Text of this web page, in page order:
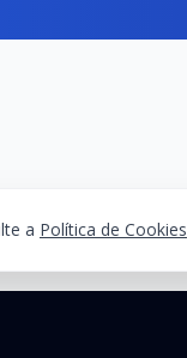
a Política de Cookies